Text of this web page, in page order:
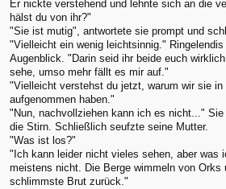
Er nickte verstehend und lehnte sich an die
hälst du von ihr?"
"Sie ist mutig", antwortete sie prompt und
"Vielleicht ein wenig leichtsinnig."
Augenblick. "Darin seid ihr beide euch
sehe, umso mehr fällt es mir auf."
"Vielleicht verstehst du jetzt, warum wir sie in
aufgenommen haben."
"Nun, nachvollziehen kann ich es nicht..."
die Stirn. Schließlich seufzte seine Mutter.
"Was ist los?"
"Ich kann leider nicht vieles sehen, aber was
meistens nicht. Die Berge wimmeln von Orks
schlimmste Brut zurück."